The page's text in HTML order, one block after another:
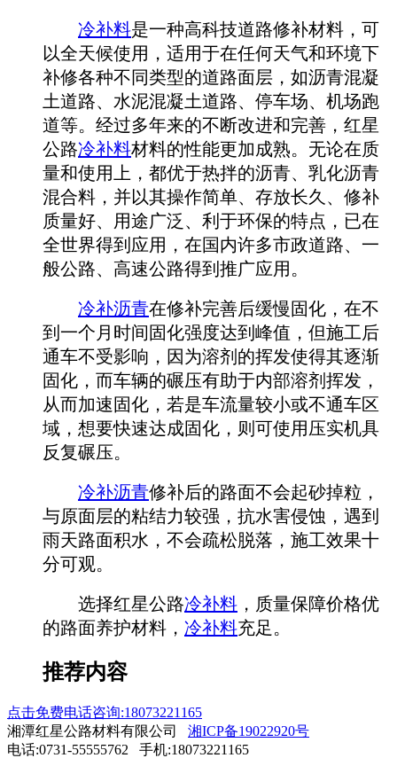
冷补料是一种高科技道路修补材料，可
以全天候使用，适用于在任何天气和环境下
补修各种不同类型的道路面层，如沥青混凝
土道路、水泥混凝土道路、停车场、机场跑
道等。经过多年来的不断改进和完善，红星
公路冷补料材料的性能更加成熟。无论在质
量和使用上，都优于热拌的沥青、乳化沥青
混合料，并以其操作简单、存放长久、修补
质量好、用途广泛、利于环保的特点，已在
全世界得到应用，在国内许多市政道路、一
般公路、高速公路得到推广应用。
冷补沥青在修补完善后缓慢固化，在不
到一个月时间固化强度达到峰值，但施工后
通车不受影响，因为溶剂的挥发使得其逐渐
固化，而车辆的碾压有助于内部溶剂挥发，
从而加速固化，若是车流量较小或不通车区
域，想要快速达成固化，则可使用压实机具
反复碾压。
冷补沥青修补后的路面不会起砂掉粒，
与原面层的粘结力较强，抗水害侵蚀，遇到
雨天路面积水，不会疏松脱落，施工效果十
分可观。
选择红星公路冷补料 ，质量保障价格优
的路面养护材料， 冷补料充足。
推荐内容
点击免费电话咨询:18073221165
湘潭红星公路材料有限公司 湘ICP备19022920号
电话:0731-55555762 手机:18073221165